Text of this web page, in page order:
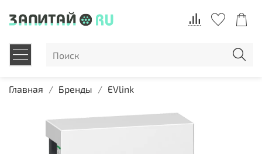
Главная Бренды EVlink